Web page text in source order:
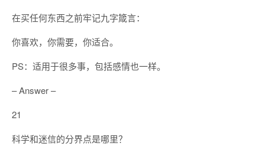
在买任何东西之前牢记九字箴言：
你喜欢，你需要，你适合。
PS：适用于很多事，包括感情也一样。
– Answer –
21
科学和迷信的分界点是哪里？